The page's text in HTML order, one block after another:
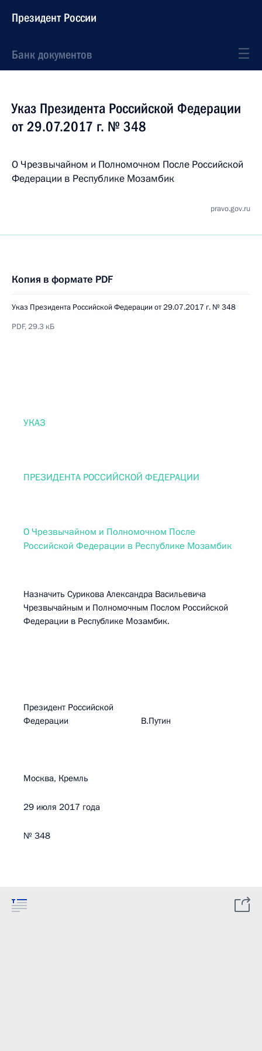
Президент России
Банк документов
Указ Президента Российской Федерации
от 29.07.2017 г. № 348
О Чрезвычайном и Полномочном После Российской
Федерации в Республике Мозамбик
pravo.gov.ru
Копия в формате PDF
Указ Президента Российской Федерации от 29.07.2017 г. № 348
PDF, 29.3 кБ
УКАЗ
ПРЕЗИДЕНТА РОССИЙСКОЙ ФЕДЕРАЦИИ
О Чрезвычайном и Полномочном После
Российской Федерации в Республике Мозамбик
Назначить Сурикова Александра Васильевича
Чрезвычайным и Полномочным Послом Российской
Федерации в Республике Мозамбик.
Президент Российской
Федерации В.Путин
Москва, Кремль
29 июля 2017 года
№ 348